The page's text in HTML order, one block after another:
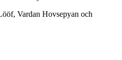
Vardan Hovsepyan och